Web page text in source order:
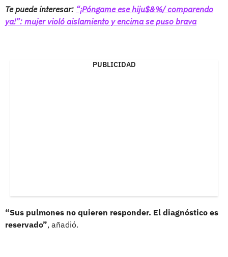
Te puede interesar: “¡Póngame ese hiju$&%/ comparendo
ya!”: mujer violó aislamiento y encima se puso brava
PUBLICIDAD
“Sus pulmones no quieren responder. El diagnóstico es
reservado”, añadió.